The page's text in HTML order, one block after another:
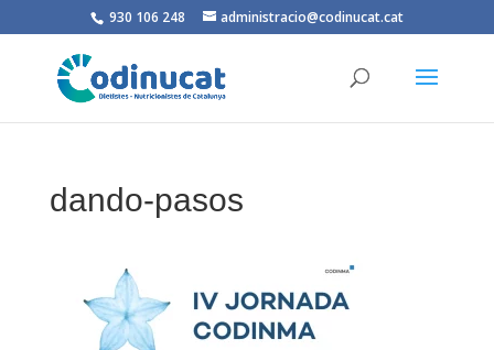
930 106 248 administracio@codinucat.cat
dando-pasos